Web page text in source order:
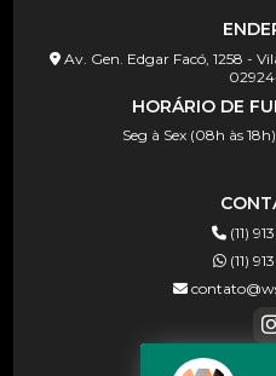
Av. Gen. Edgar Facó, 1258 -
HORÁRIO DE
Seg à Sex (08h às
(11)
(11)